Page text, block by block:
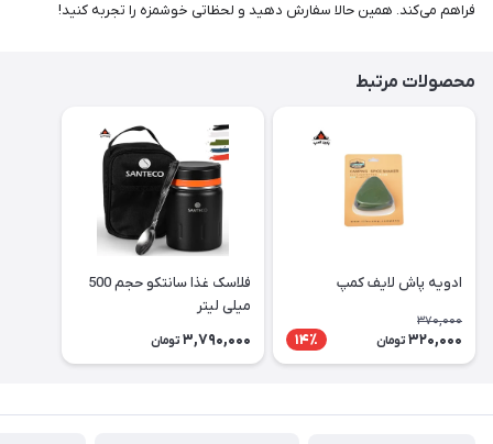
فراهم می‌کند. همین حالا سفارش دهید و لحظاتی خوشمزه را تجربه کنید!
محصولات مرتبط
ادویه پاش لایف کمپ
370,000
320,000 تومان 14٪
فلاسک غذا سانتکو حجم 500
میلی لیتر
3,790,000 تومان